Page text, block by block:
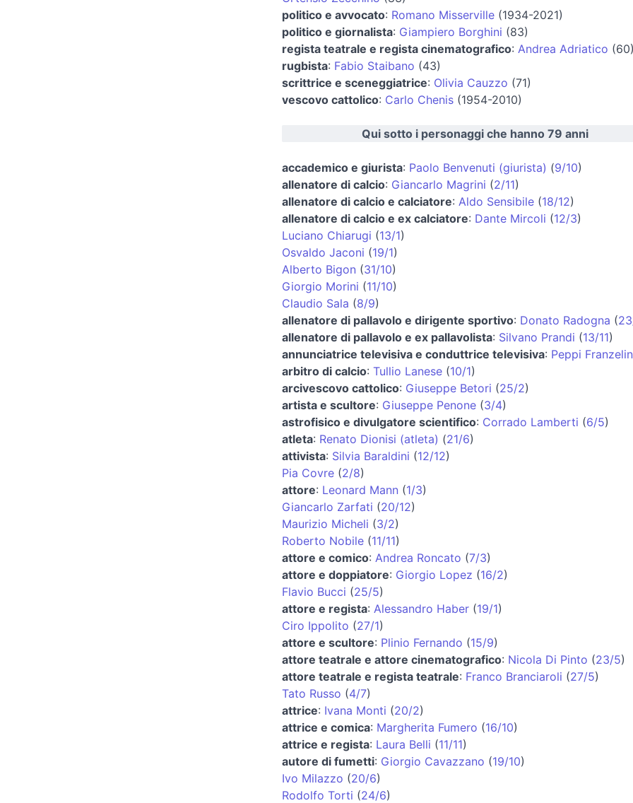
politico e avvocato: Romano Misserville(1934-2021)
politico e giornalista: Giampiero Borghini (83)
regista teatrale e regista cinematografico: Andrea Adriatico
rugbista: Fabio Staibano (43)
scrittrice e sceneggiatrice: Olivia Cauzzo (71)
vescovo cattolico: Carlo Chenis(1954-2010)
Qui sotto i personaggi che hanno 79 anni
accademico e giurista: Paolo Benvenuti (giurista) (9/10)
allenatore di calcio: Giancarlo Magrini (2/11)
allenatore di calcio e calciatore: Aldo Sensibile(18/12)
allenatore di calcio e ex calciatore: Dante Mircoli (12/3)
Luciano Chiarugi (13/1)
Osvaldo Jaconi (19/1)
Alberto Bigon (31/10)
Giorgio Morini (11/10)
Claudio Sala (8/9)
allenatore di pallavolo e dirigente sportivo: Donato Radogna (
allenatore di pallavolo e ex pallavolista: Silvano Prandi (13/11)
annunciatrice televisiva e conduttrice televisiva: Peppi Franzelin
arbitro di calcio: Tullio Lanese(10/1)
arcivescovo cattolico: Giuseppe Betori (25/2)
artista e scultore: Giuseppe Penone(3/4)
astrofisico e divulgatore scientifico: Corrado Lamberti (6/5)
atleta: Renato Dionisi (atleta) (21/6)
attivista: Silvia Baraldini (12/12)
Pia Covre(2/8)
attore: Leonard Mann (1/3)
Giancarlo Zarfati (20/12)
Maurizio Micheli (3/2)
Roberto Nobile(11/11)
attore e comico: Andrea Roncato (7/3)
attore e doppiatore: Giorgio Lopez (16/2)
Flavio Bucci (25/5)
attore e regista: Alessandro Haber(19/1)
Ciro Ippolito (27/1)
attore e scultore: Plinio Fernando (15/9)
attore teatrale e attore cinematografico: Nicola Di Pinto (23/5)
attore teatrale e regista teatrale: Franco Branciaroli (27/5)
Tato Russo (4/7)
attrice: Ivana Monti (20/2)
attrice e comica: Margherita Fumero (16/10)
attrice e regista: Laura Belli (11/11)
autore di fumetti: Giorgio Cavazzano (19/10)
Ivo Milazzo (20/6)
Rodolfo Torti (24/6)